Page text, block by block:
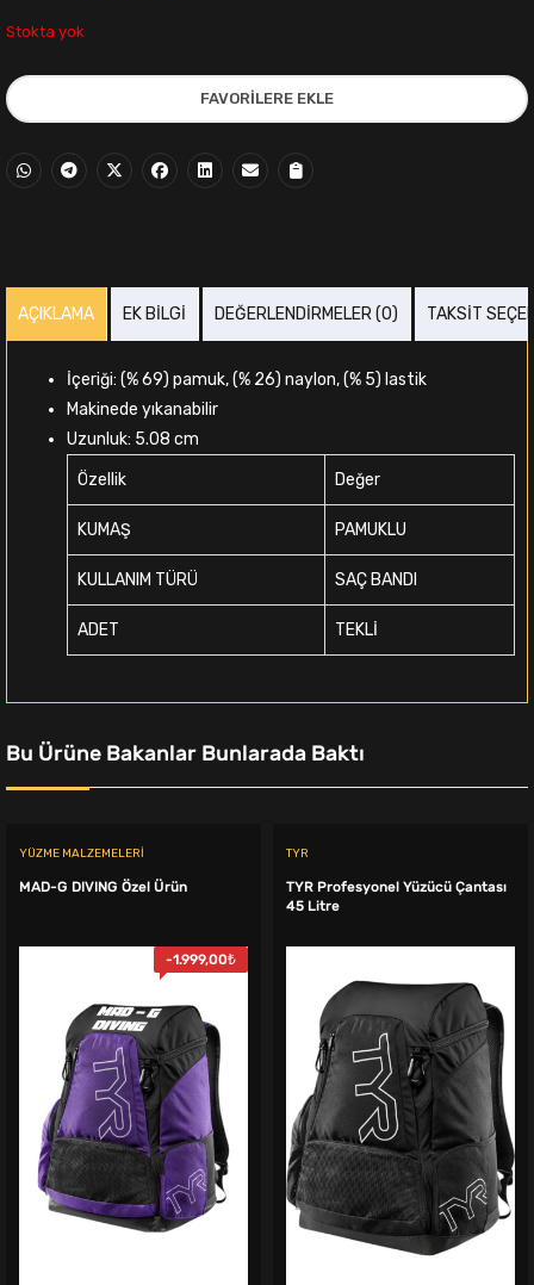
fiyat:
699,00₺.fiyat:
549,00₺.
Stokta yok
FAVORILERE EKLE
AÇIKLAMA EK BILGI DEĞERLENDIRMELER (0) TAKSIT
İçeriği: (% 69) pamuk, (% 26) naylon, (% 5) lastik
Makinede yıkanabilir
Uzunluk: 5.08 cm
Özellik
Değer
KUMAŞ PAMUKLU
KULLANIM TÜRÜ SAÇ BANDI
ADET TEKLİ
Bu Ürüne Bakanlar Bunlarada Baktı
YÜZME MALZEMELERI
MAD-G DIVING Özel Ürün
-1.999,00₺
TYR
TYR Profesyonel Yüzücü Çantası
45 Litre